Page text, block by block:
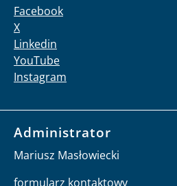
Facebook
X
Linkedin
YouTube
Instagram
Administrator
Mariusz Masłowiecki
formularz kontaktowy